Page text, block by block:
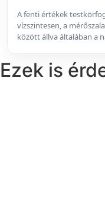
A fenti értékek
vízszintesen, a
között állva általában a
Ezek is